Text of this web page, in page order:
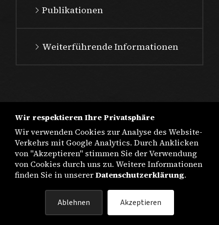
Publikationen
Weiterführende Informationen
DATENSCHUTZ
Wir respektieren Ihre Privatsphäre
Wir verwenden Cookies zur Analyse des Website-
Verkehrs mit Google Analytics. Durch Anklicken
von "Akzeptieren" stimmen Sie der Verwendung
von Cookies durch uns zu. Weitere Informationen
finden Sie in unsererDatenschutzerklärung.
Ablehnen Akzeptieren